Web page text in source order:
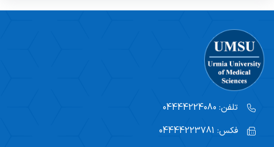
رسیدگی
امین اموال
کارپردازی
بایگانی امور مالی
امور قراردادها
تلفن:
فکس: